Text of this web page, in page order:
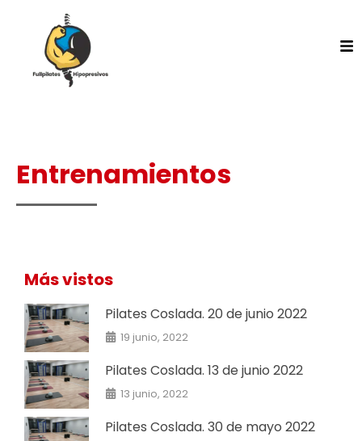
Entrenamientos
Más vistos
Pilates Coslada. 20 de junio 2022
19 junio, 2022
Pilates Coslada. 13 de junio 2022
13 junio, 2022
Pilates Coslada. 30 de mayo 2022